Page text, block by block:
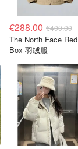
€288.00 €400.00
The North Face Red
Box 羽绒服